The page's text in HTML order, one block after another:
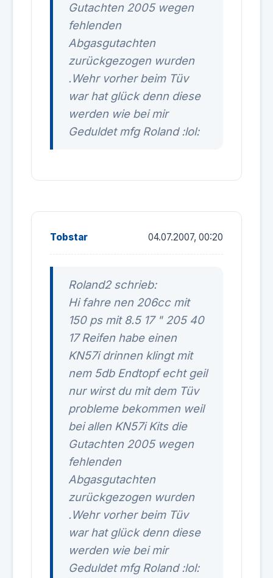
Gutachten 2005 wegen
fehlenden
Abgasgutachten
zurückgezogen wurden
.Wehr vorher beim Tüv
war hat glück denn diese
werden wie bei mir
Geduldet mfg Roland :lol:
Tobstar 04.07.2007, 00:20
Roland2 schrieb:
Hi fahre nen 206cc mit
150 ps mit 8.5 17 " 205 40
17 Reifen habe einen
KN57i drinnen klingt mit
nem 5db Endtopf echt geil
nur wirst du mit dem Tüv
probleme bekommen weil
bei allen KN57i Kits die
Gutachten 2005 wegen
fehlenden
Abgasgutachten
zurückgezogen wurden
.Wehr vorher beim Tüv
war hat glück denn diese
werden wie bei mir
Geduldet mfg Roland :lol: